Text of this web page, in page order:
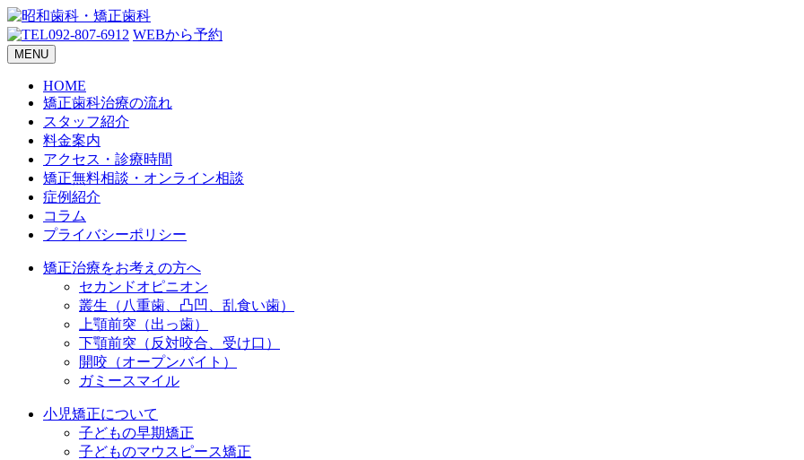
092-807-6912 WEBから予約
MENU
HOME
矯正歯科治療の流れ
スタッフ紹介
料金案内
アクセス・診療時間
矯正無料相談・オンライン相談
症例紹介
コラム
プライバシーポリシー
矯正治療をお考えの方へ
セカンドオピニオン
叢生（八重歯、凸凹、乱食い歯）
上顎前突（出っ歯）
下顎前突（反対咬合、受け口）
開咬（オープンバイト）
ガミースマイル
小児矯正について
子どもの早期矯正
子どものマウスピース矯正